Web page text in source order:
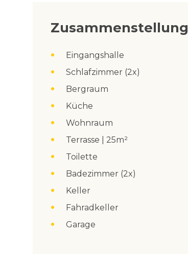
Zusammenstellung
Eingangshalle
Schlafzimmer (2x)
Bergraum
Küche
Wohnraum
Terrasse | 25m²
Toilette
Badezimmer (2x)
Keller
Fahradkeller
Garage